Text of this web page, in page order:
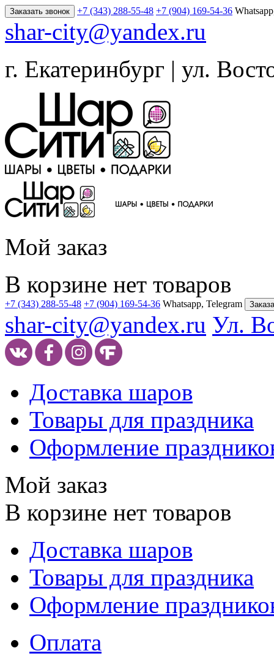
Заказать звонок +7 (343) 288-55-48 +7 (904) 169-54-36
shar-city@yandex.ru
г. Екатеринбург | ул.
Мой заказ
В корзине нет товаров
+7 (343) 288-55-48 +7 (904) 169-54-36 Whatsapp, Telegram
shar-city@yandex.ru Ул.
Доставка шаров
Товары для праздника
Оформление
Мой заказ
В корзине нет товаров
Доставка шаров
Товары для праздника
Оформление
Оплата